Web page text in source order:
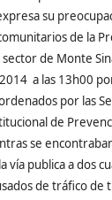
su
de la
de Monte
a las 13h00
por las
de
se
vía publica a dos
de tráfico de